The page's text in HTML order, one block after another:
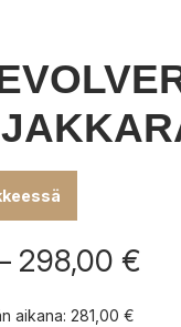
298,00 €
aikana: 281,00 €